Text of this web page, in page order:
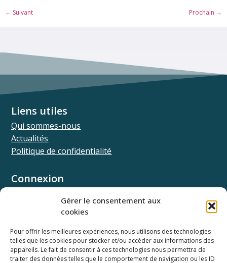
Gérer le consentement aux
cookies
Pour offrir les meilleures expériences, nous utilisons des technologies
telles que les cookies pour stocker et/ou accéder aux informations des
appareils. Le fait de consentir à ces technologies nous permettra de
traiter des données telles que le comportement de navigation ou les ID
← Suivant Prochain →
Ressources
Documentation SSO
Connexion
Univ.theia
Liens utiles
Qui sommes-nous
Actualités
Politique de confidentialité